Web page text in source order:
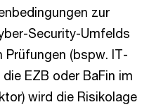
zur
Security-Umfelds
Prüfungen (bspw. IT-
EZB oder BaFin im
wird die Risikolage